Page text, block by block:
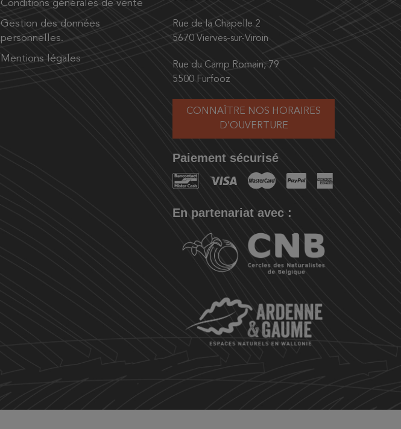
Conditions générales de vente
Gestion des données
personnelles.
Mentions légales
Rue de la Chapelle 2
5670 Vierves-sur-Viroin
Rue du Camp Romain, 79
5500 Furfooz
CONNAÎTRE NOS HORAIRES
D’OUVERTURE
Paiement sécurisé
En partenariat avec :